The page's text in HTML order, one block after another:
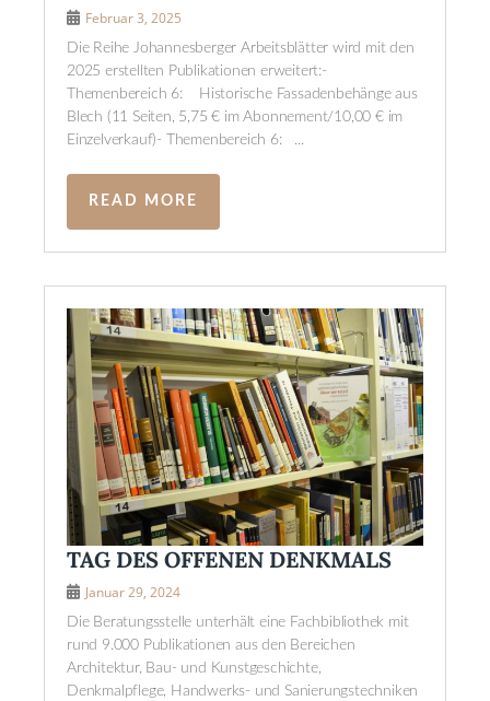
Februar 3, 2025
Die Reihe Johannesberger Arbeitsblätter wird mit den
2025 erstellten Publikationen erweitert:-
Themenbereich 6: Historische Fassadenbehänge aus
Blech (11 Seiten, 5,75 € im Abonnement/10,00 € im
Einzelverkauf)- Themenbereich 6: ...
READ MORE
TAG DES OFFENEN DENKMALS
Januar 29, 2024
Die Beratungsstelle unterhält eine Fachbibliothek mit
rund 9.000 Publikationen aus den Bereichen
Architektur, Bau- und Kunstgeschichte,
Denkmalpflege, Handwerks- und Sanierungstechniken